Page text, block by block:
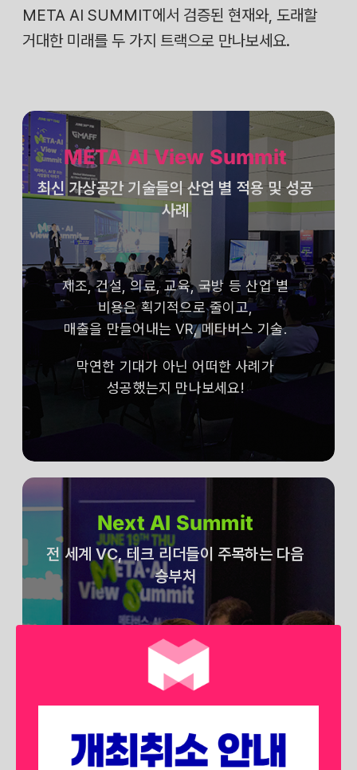
META AI SUMMIT에서 검증된 현재와, 도래할
거대한 미래를 두 가지 트랙으로 만나보세요.
META AI View Summit
최신 가상공간 기술들의 산업 별 적용 및 성공
사례
제조, 건설, 의료, 교육, 국방 등 산업 별
비용은 획기적으로 줄이고,
매출을 만들어내는 VR, 메타버스 기술.
막연한 기대가 아닌 어떠한 사례가
성공했는지 만나보세요!
Next AI Summit
전 세계 VC, 테크 리더들이 주목하는 다음
승부처
전 세계 벤처 캐피탈, 테크 리더들은
어떤 분야에 승부를 던지고 있을 까요?
생성형 AI를 넘어 에이전트 AI, 피지컬
AI 등
차후 시장에서 각광받을 확실한 미래를